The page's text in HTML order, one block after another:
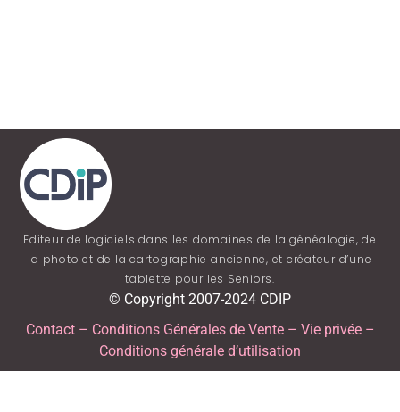
Editeur de logiciels dans les domaines de la généalogie, de
la photo et de la cartographie ancienne, et créateur d’une
tablette pour les Seniors.
© Copyright 2007-2024 CDIP
Contact– Conditions Générales de Vente– Vie privée–
Conditions générale d’utilisation